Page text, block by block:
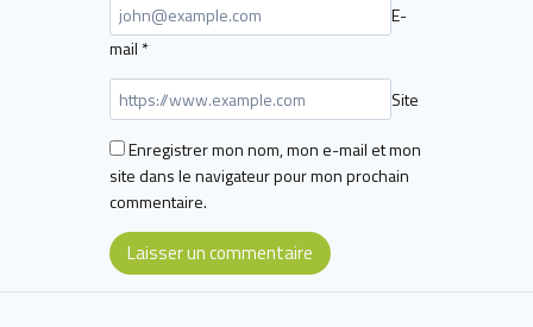
E-
mail *
Site
Enregistrer mon nom, mon e-mail et mon
site dans le navigateur pour mon prochain
commentaire.